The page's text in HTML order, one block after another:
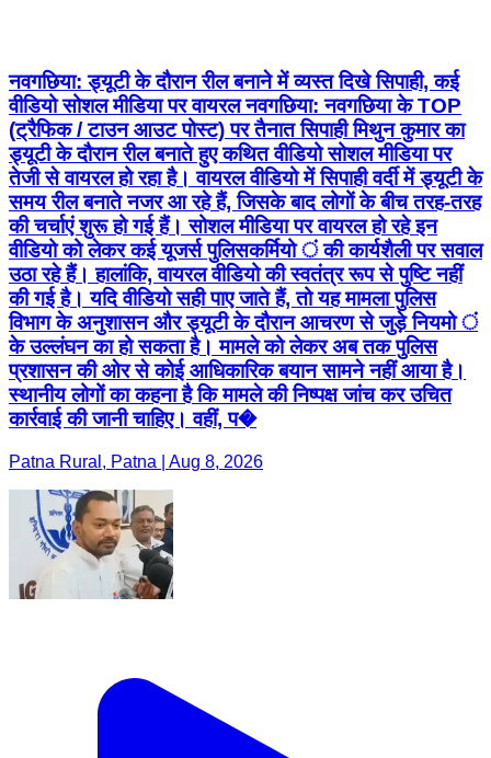
नवगछिया: ड्यूटी के दौरान रील बनाने में व्यस्त दिखे सिपाही, कई
वीडियो सोशल मीडिया पर वायरल नवगछिया: नवगछिया के TOP
(ट्रैफिक / टाउन आउट पोस्ट) पर तैनात सिपाही मिथुन कुमार का
ड्यूटी के दौरान रील बनाते हुए कथित वीडियो सोशल मीडिया पर
तेजी से वायरल हो रहा है। वायरल वीडियो में सिपाही वर्दी में ड्यूटी के
समय रील बनाते नजर आ रहे हैं, जिसके बाद लोगों के बीच तरह-तरह
की चर्चाएं शुरू हो गई हैं। सोशल मीडिया पर वायरल हो रहे इन
वीडियो को लेकर कई यूजर्स पुलिसकर्मियो ं की कार्यशैली पर सवाल
उठा रहे हैं। हालांकि, वायरल वीडियो की स्वतंत्र रूप से पुष्टि नहीं
की गई है। यदि वीडियो सही पाए जाते हैं, तो यह मामला पुलिस
विभाग के अनुशासन और ड्यूटी के दौरान आचरण से जुड़े नियमो ं
के उल्लंघन का हो सकता है। मामले को लेकर अब तक पुलिस
प्रशासन की ओर से कोई आधिकारिक बयान सामने नहीं आया है।
स्थानीय लोगों का कहना है कि मामले की निष्पक्ष जांच कर उचित
कार्रवाई की जानी चाहिए। वहीं, प�
Patna Rural, Patna | Aug 8, 2026